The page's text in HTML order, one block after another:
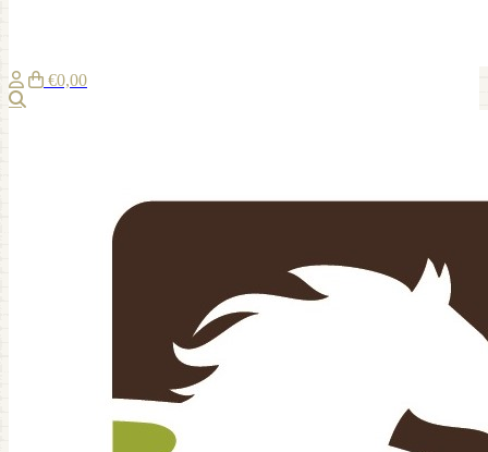
€0,00